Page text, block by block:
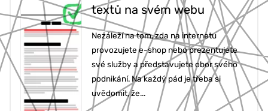
textů na svém webu
Nezáleží na tom, zda na internetu
provozujete e-shop nebo prezentujete
své služby a představujete obor svého
podnikání. Na každý pád je třeba si
uvědomit, že...